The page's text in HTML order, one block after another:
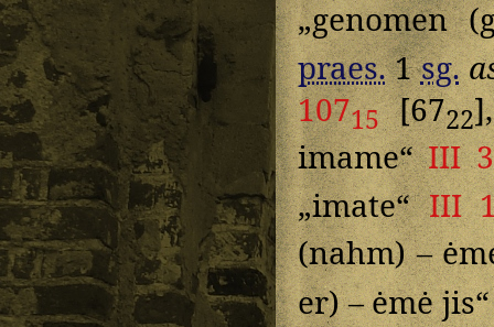
„genomen
praes.1sg.
10715[6722
imame“III
„imate“III
(nahm) –
er) – ėmė